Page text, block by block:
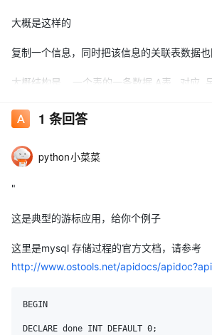
大概是这样的
复制一个信息，同时把该信息的关联表数据
大概结构是 一个表的一条数据 A表 对应
例如 A 表的 ID 1 对应 B表的 多条数据 B表
如果用存储过程方式 来实现这个循环 复制更
对应这个ID的数据？？
while i<？ do
?
1 条回答
python小菜菜
"
这是典型的游标应用，给你个例子
这里是mysql 存储过程的官方文档，请参考
http://www.ostools.net/apidocs/
BEGIN
DECLARE done INT DEFAULT 0;